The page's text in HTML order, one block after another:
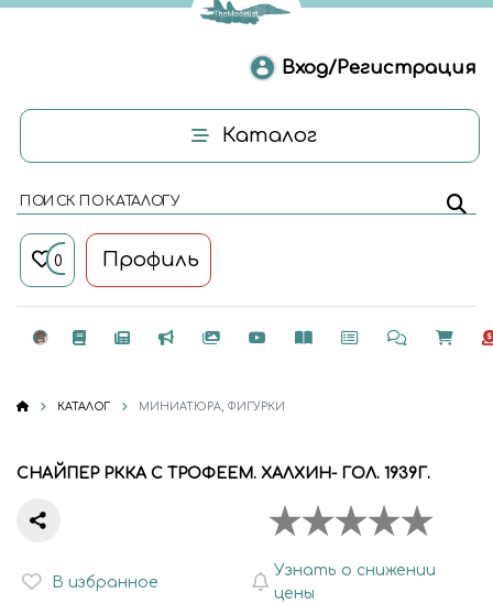
Вход/Регистрация
Каталог
ПОИСК ПО КАТАЛОГУ
0 Профиль
КАТАЛОГ МИНИАТЮРА, ФИГУРКИ
СНАЙПЕР РККА С ТРОФЕЕМ. ХАЛХИН- ГОЛ. 1939Г.
В избранное
Узнать о снижении
цены